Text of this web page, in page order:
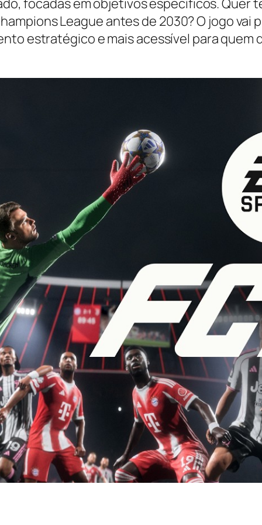
League antes de 2030? O jogo vai
estratégico e mais acessível para quem